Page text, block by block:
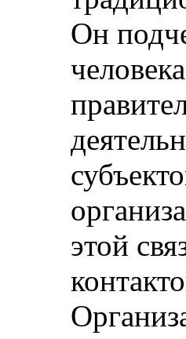
Он
этой